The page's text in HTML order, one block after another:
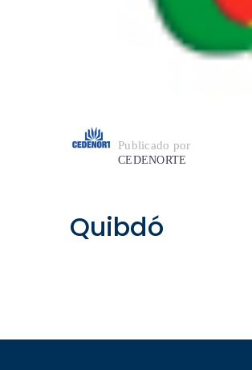
Publicado por
CEDENORTE
Quibdó